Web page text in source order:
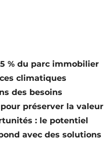
% du parc immobilier
climatiques
des besoins
préserver la valeur
: le potentiel
avec des solutions